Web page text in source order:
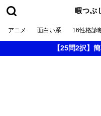
暇つぶ
アニメ 面白い系 16性格診
【25問2択】